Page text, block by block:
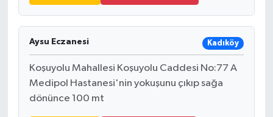
Aysu Eczanesi Kadıköy
Koşuyolu Mahallesi Koşuyolu Caddesi No:77 A
Medipol Hastanesi'nin yokuşunu çıkıp sağa
dönünce 100 mt